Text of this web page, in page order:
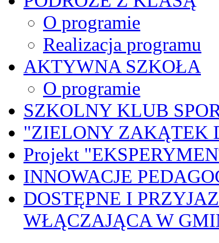
O programie
Realizacja programu
AKTYWNA SZKOŁA
O programie
SZKOLNY KLUB
"ZIELONY ZAKĄTEK
Projekt
INNOWACJE
DOSTĘPNE I
WŁĄCZAJĄCA W